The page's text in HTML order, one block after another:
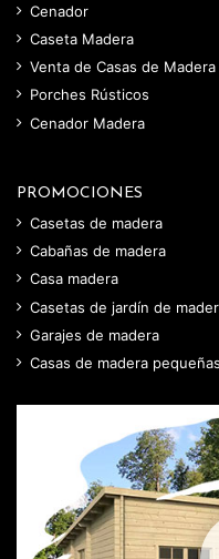
Cenador
Caseta Madera
Venta de Casas de Madera
Porches Rústicos
Cenador Madera
PROMOCIONES
Casetas de madera
Cabañas de madera
Casa madera
Casetas de jardín de
Garajes de madera
Casas de madera pequeñas